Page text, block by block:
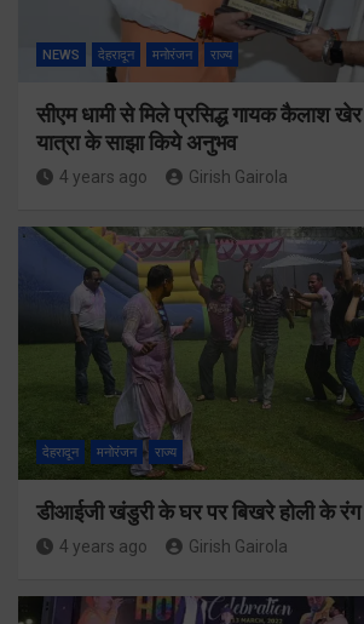
NEWS देहरादून मनोरंजन राज्य
सीएम धामी से मिले प्रसिद्ध गायक कैलाश
यात्रा के साझा किये अनुभव
4 years ago Girish Gairola
देहरादून मनोरंजन राज्य
डीआईजी खंडुरी के घर पर बिखरे होली के रंग
4 years ago Girish Gairola